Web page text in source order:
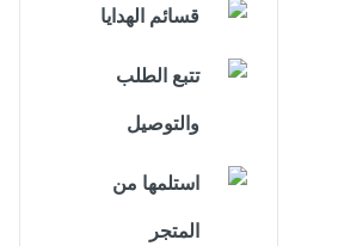
قسائم الهدايا
تتبع الطلب
والتوصيل
استلمها من
المتجر